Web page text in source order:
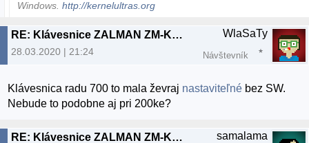
Windows.http://kernelultras.org
RE: Klávesnice ZALMAN ZM-K200M
28.03.2020 | 21:24
WlaSaTy
Návštevník
Klávesnica radu 700 to mala ževraj nastaviteľné bez SW.
Nebude to podobne aj pri 200ke?
RE: Klávesnice ZALMAN ZM-K200M samalama